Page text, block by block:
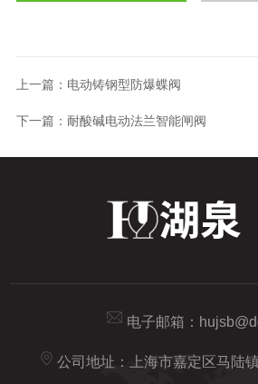
上一篇： 电动铸钢型防爆蝶阀
下一篇： 耐酸碱电动法兰智能闸阀
电子邮箱：
公司地址：上海市嘉定区马陆